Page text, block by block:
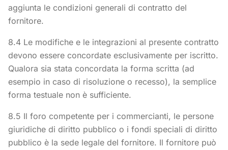
aggiunta le condizioni generali di contratto del
fornitore.
8.4 Le modifiche e le integrazioni al presente contratto
devono essere concordate esclusivamente per iscritto.
Qualora sia stata concordata la forma scritta (ad
esempio in caso di risoluzione o recesso), la semplice
forma testuale non è sufficiente.
8.5 Il foro competente per i commercianti, le persone
giuridiche di diritto pubblico o i fondi speciali di diritto
pubblico è la sede legale del fornitore. Il fornitore può